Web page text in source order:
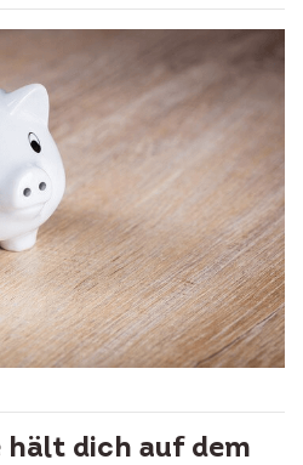
hält dich auf dem